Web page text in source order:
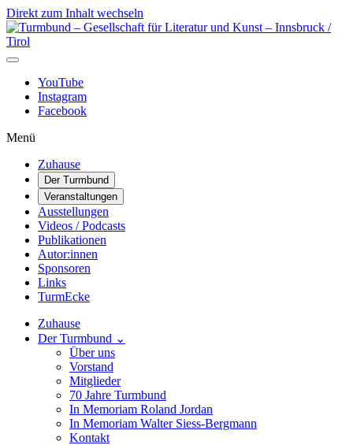
Direkt zum Inhalt wechseln
Hauptnavigation
YouTube
Instagram
Facebook
Menü
Zuhause
Der Turmbund
Veranstaltungen
Ausstellungen
Videos / Podcasts
Publikationen
Autor:innen
Sponsoren
Links
TurmEcke
Zuhause
Der Turmbund ⌄
Über uns
Vorstand
Mitglieder
70 Jahre Turmbund
In Memoriam Roland Jordan
In Memoriam Walter Siess-Bergmann
Kontakt